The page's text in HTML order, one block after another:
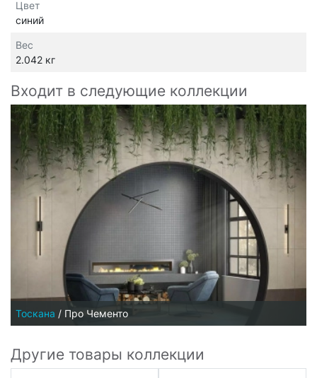
Цвет
синий
Вес
2.042 кг
Входит в следующие коллекции
Тоскана / Про Чементо
Другие товары коллекции